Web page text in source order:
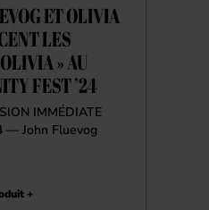
ET OLIVIA
LES
» AU
FEST ’24
IMMÉDIATE
— John Fluevog
+